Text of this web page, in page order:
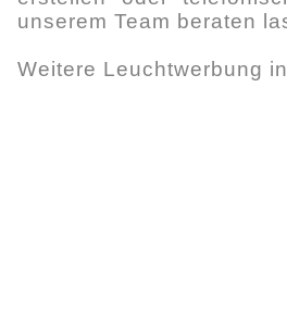
unserem Team beraten
Weitere Leuchtwerbung